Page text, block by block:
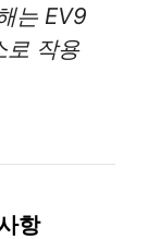
는 EV9
로 작용
항